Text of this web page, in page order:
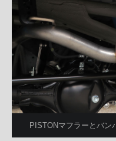
PISTONマフラーとバン